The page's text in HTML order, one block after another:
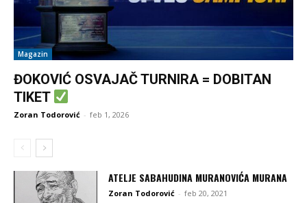
Magazin
ĐOKOVIĆ OSVAJAČ TURNIRA = DOBITAN
TIKET
Zoran Todorović - feb 1, 2026
ATELJE SABAHUDINA MURANOVIĆA MURANA
Zoran Todorović - feb 20, 2021